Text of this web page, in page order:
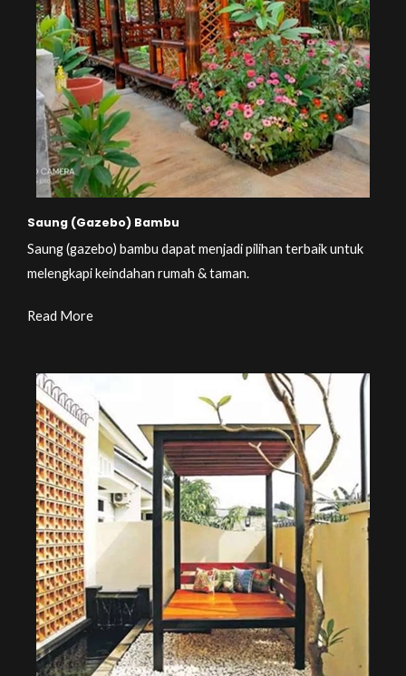
Saung (Gazebo) Bambu
Saung (gazebo) bambu dapat menjadi pilihan terbaik untuk
melengkapi keindahan rumah & taman.
Read More